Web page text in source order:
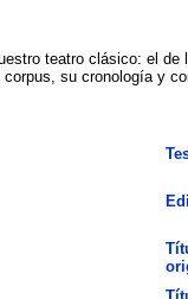
teatro clásico: el de
su cronología y